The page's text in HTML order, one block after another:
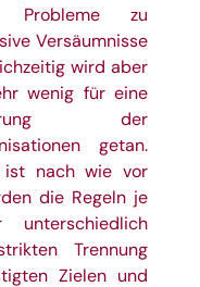
Probleme zu
Versäumnisse
wird aber
wenig für eine
der
getan.
ist nach wie vor
die Regeln je
unterschiedlich
Trennung
Zielen und